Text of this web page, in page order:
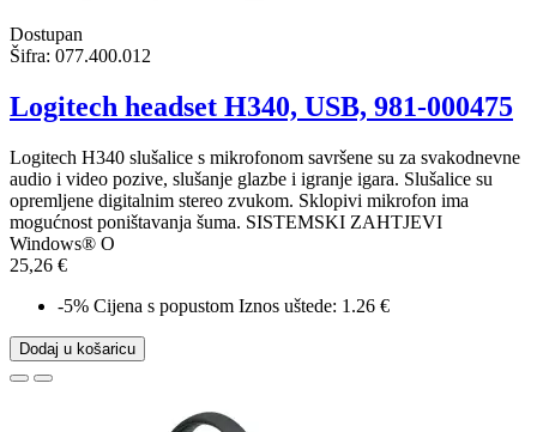
Dostupan
Šifra: 077.400.012
Logitech headset H340, USB, 981-000475
Logitech H340 slušalice s mikrofonom savršene su za svakodnevne
audio i video pozive, slušanje glazbe i igranje igara. Slušalice su
opremljene digitalnim stereo zvukom. Sklopivi mikrofon ima
mogućnost poništavanja šuma. SISTEMSKI ZAHTJEVI
Windows® O
25,26 €
-5% Cijena s popustom Iznos uštede: 1.26 €
Dodaj u košaricu